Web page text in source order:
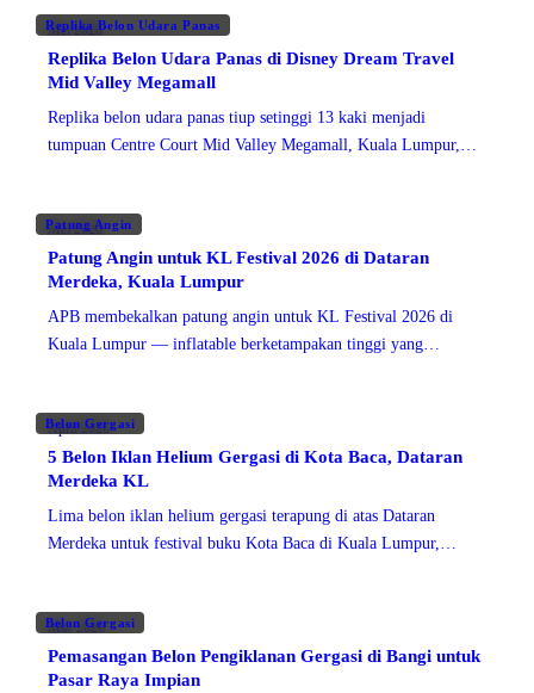
Replika Belon Udara Panas
Mei 2026
Replika Belon Udara Panas di Disney Dream Travel
Mid Valley Megamall
Replika belon udara panas tiup setinggi 13 kaki menjadi
tumpuan Centre Court Mid Valley Megamall, Kuala Lumpur,
Patung Angin
Mei 2026
Patung Angin untuk KL Festival 2026 di Dataran
Merdeka, Kuala Lumpur
APB membekalkan patung angin untuk KL Festival 2026 di
Kuala Lumpur — inflatable berketampakan tinggi yang
Belon Gergasi
April 2026
5 Belon Iklan Helium Gergasi di Kota Baca, Dataran
Merdeka KL
Lima belon iklan helium gergasi terapung di atas Dataran
Merdeka untuk festival buku Kota Baca di Kuala Lumpur,
Belon Gergasi
Mac 2026
Pemasangan Belon Pengiklanan Gergasi di Bangi untuk
Pasar Raya Impian